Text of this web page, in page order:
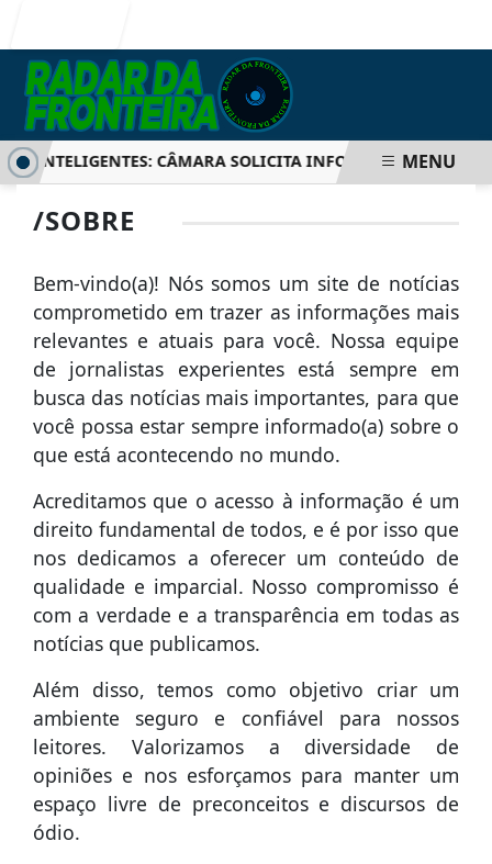
INTELIGENTES: CÂMARA SOLICITA INFORMAÇÕES SOBRE
MENU
/SOBRE
Bem-vindo(a)! Nós somos um site de notícias
comprometido em trazer as informações mais
relevantes e atuais para você. Nossa equipe
de jornalistas experientes está sempre em
busca das notícias mais importantes, para que
você possa estar sempre informado(a) sobre o
que está acontecendo no mundo.
Acreditamos que o acesso à informação é um
direito fundamental de todos, e é por isso que
nos dedicamos a oferecer um conteúdo de
qualidade e imparcial. Nosso compromisso é
com a verdade e a transparência em todas as
notícias que publicamos.
Além disso, temos como objetivo criar um
ambiente seguro e confiável para nossos
leitores. Valorizamos a diversidade de
opiniões e nos esforçamos para manter um
espaço livre de preconceitos e discursos de
ódio.